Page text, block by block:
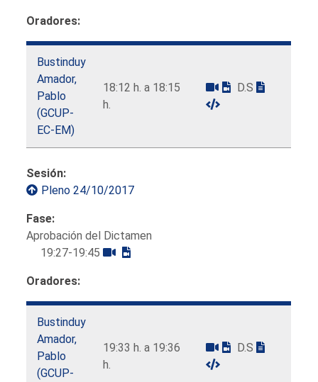
Oradores:
Bustinduy
Amador,
Pablo
(GCUP-
EC-EM)
18:12 h. a 18:15
h.
D.S
Sesión:
Pleno 24/10/2017
Fase:
Aprobación del Dictamen
19:27-19:45
Oradores:
Bustinduy
Amador,
Pablo
(GCUP-
19:33 h. a 19:36
h.
D.S